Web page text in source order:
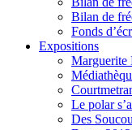
Bilan de
Fonds
Expositions
Marguerite
Le polar
Des